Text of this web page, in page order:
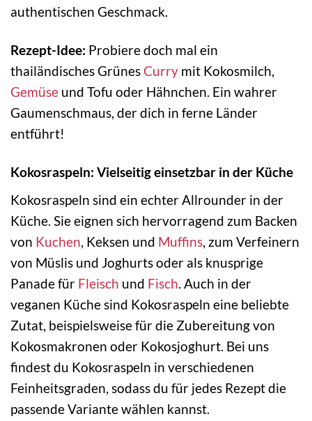
authentischen Geschmack.
Rezept-Idee: Probiere doch mal ein
thailändisches Grünes Curry mit Kokosmilch,
Gemüse und Tofu oder Hähnchen. Ein wahrer
Gaumenschmaus, der dich in ferne Länder
entführt!
Kokosraspeln: Vielseitig einsetzbar in der Küche
Kokosraspeln sind ein echter Allrounder in der
Küche. Sie eignen sich hervorragend zum Backen
von Kuchen, Keksen und Muffins, zum Verfeinern
von Müslis und Joghurts oder als knusprige
Panade für Fleisch und Fisch. Auch in der
veganen Küche sind Kokosraspeln eine beliebte
Zutat, beispielsweise für die Zubereitung von
Kokosmakronen oder Kokosjoghurt. Bei uns
findest du Kokosraspeln in verschiedenen
Feinheitsgraden, sodass du für jedes Rezept die
passende Variante wählen kannst.